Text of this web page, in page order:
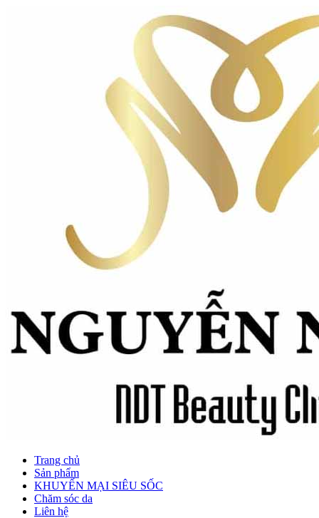
Trang chủ
Sản phẩm
KHUYẾN MẠI SIÊU SỐC
Chăm sóc da
Liên hệ